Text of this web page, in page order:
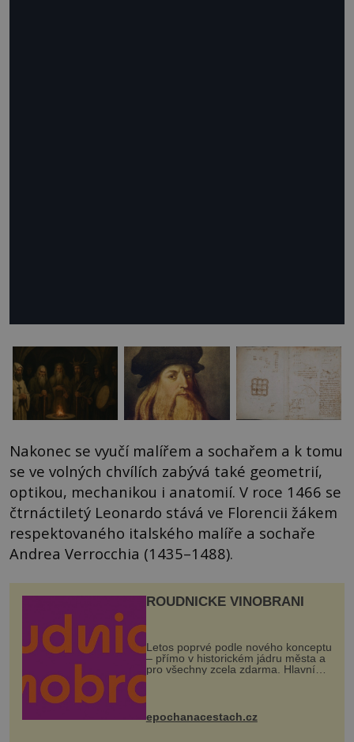
Nakonec se vyučí malířem a sochařem a k tomu
se ve volných chvílích zabývá také geometrií,
optikou, mechanikou i anatomií. V roce 1466 se
čtrnáctiletý Leonardo stává ve Florencii žákem
respektovaného italského malíře a sochaře
Andrea Verrocchia (1435–1488).
ROUDNICKÉ VINOBRANÍ
Letos poprvé podle nového konceptu
– přímo v historickém jádru města a
pro všechny zcela zdarma. Hlavní
program se odehraje na Karlově a
mohou těšit na víno, burčák, pes...
epochanacestach.cz